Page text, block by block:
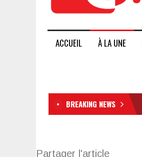
ACCUEIL À LA UNE
BREAKING NEWS
Partager l'article